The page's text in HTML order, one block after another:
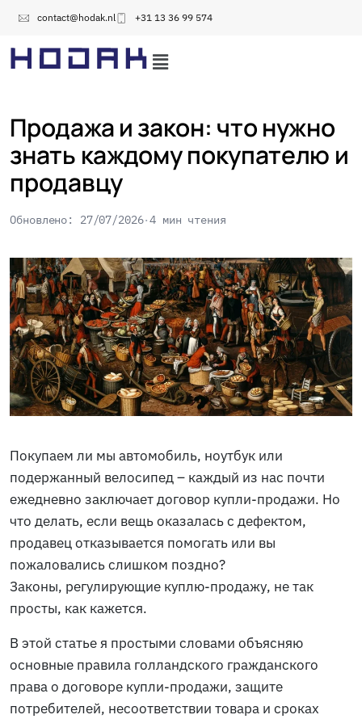
contact@hodak.nl +31 13 36 99 574
Продажа и закон: что нужно
знать каждому покупателю и
продавцу
Обновлено: 27/07/2026 4 мин чтения
Покупаем ли мы автомобиль, ноутбук или
подержанный велосипед – каждый из нас почти
ежедневно заключает договор купли-продажи. Но
что делать, если вещь оказалась с дефектом,
продавец отказывается помогать или вы
пожаловались слишком поздно?
Законы, регулирующие куплю-продажу, не так
просты, как кажется.
В этой статье я простыми словами объясняю
основные правила голландского гражданского
права о договоре купли-продажи, защите
потребителей, несоответствии товара и сроках